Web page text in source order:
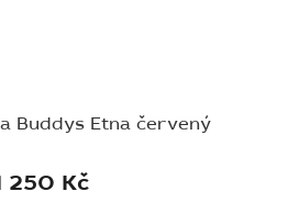
Buddys Etna červený
250 Kč